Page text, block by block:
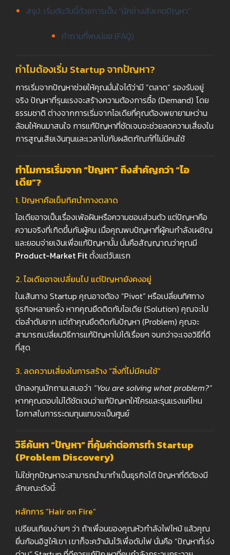
สรุป: เริ่มต้นวันนี้ด้วยการเป็น “นักช่างสังเกตปัญหา”
คำถามที่พบบ่อย (FAQ)
ทำไมต้องเริ่ม Startup จากปัญหา?
การเริ่มจากปัญหาช่วยให้คุณมั่นใจได้ว่ามี “ตลาด” รองรับอยู่
จริง ปัญหาที่รุนแรงจะสร้างความต้องการซื้อ (Demand) โดย
ธรรมชาติ ต่างจากการเริ่มจากไอเดียที่คุณต้องพยายามหว่าน
ล้อมให้คนมาสนใจ การแก้ปัญหาที่ชัดเจนจะช่วยลดความเสี่ยงใน
การสูญเสียเงินทุนและเวลาไปกับผลิตภัณฑ์ที่ไม่มีคนใช้
ทำไมการเริ่มจาก “ปัญหา” ถึงสำคัญกว่า “ไอ
เดีย”?
1. ปัญหาคือเข็มทิศนำทางตลาด
ไอเดียอาจเป็นเรื่องเพ้อฝันหรือความชอบส่วนตัว แต่ปัญหาคือ
ความจริงที่เกิดขึ้นกับผู้คน เมื่อคุณพบปัญหาที่ผู้คนกำลังเผชิญ
และยอมจ่ายเงินเพื่อแก้ปัญหานั้น นั่นคือสัญญาณว่าคุณมี
Product-Market Fitตั้งแต่วันแรก
2.ไอเดียอาจเปลี่ยนไป แต่ปัญหายังคงอยู่
ในเส้นทาง Startup คุณอาจต้อง “Pivot” หรือเปลี่ยนทิศทาง
ธุรกิจหลายครั้ง หากคุณยึดติดกับไอเดีย (Solution) คุณจะไป
ต่อลำดับยาก แต่ถ้าคุณยึดติดกับปัญหา (Problem) คุณจะ
สามารถเปลี่ยนวิธีการแก้ปัญหาไปได้เรื่อยๆ จนกว่าจะเจอวิธีที่ดี
ที่สุด
3. ลดความเสี่ยงในการสร้าง “สิ่งที่ไม่มีคนใช้”
นักลงทุนมักถามเสมอว่า “You are solving what problem?”
หากคุณตอบไม่ได้ชัดเจนว่าแก้ปัญหาให้ใครและรุนแรงแค่ไหน
โอกาสในการระดมทุนแทบจะเป็นศูนย์
วิธีค้นหา “ปัญหา” ที่คุ้มค่าต่อการทำ Startup
(Problem Discovery)
ไม่ใช่ทุกปัญหาจะสามารถนำมาทำเป็นธุรกิจได้ ปัญหาที่ดีต้องมี
ลักษณะดังนี้:
หลักการ “Hair on Fire”
เปรียบเทียบง่ายๆ ว่า ถ้าเพื่อนของคุณหัวกำลังไฟไหม้ แล้วคุณ
ยื่นก้อนอิฐให้เขา เขาก็จะคว้ามันไว้เพื่อดับไฟ นั่นคือ “ปัญหาที่เร่ง